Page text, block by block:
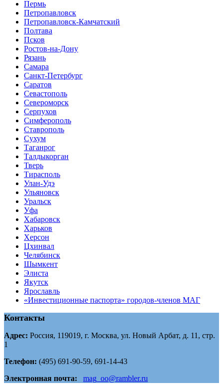
Пермь
Петропавловск
Петропавловск-Камчатский
Полтава
Псков
Ростов-на-Дону
Рязань
Самара
Санкт-Петербург
Саратов
Севастополь
Североморск
Серпухов
Симферополь
Ставрополь
Сухум
Таганрог
Tалдыкорган
Тверь
Тирасполь
Улан-Удэ
Ульяновск
Уральск
Уфа
Хабаровск
Харьков
Херсон
Цхинвал
Челябинск
Шымкент
Элиста
Якутск
Ярославль
«Инвестиционные паспорта» городов-членов МАГ
Контакты
Адрес: Россия, 119019, г. Москва, ул. Новый Арбат, д. 11, стр.
1
Телефон: (495) 691-90-59, 691-14-43
Электронная почта:
mag_oo@rambler.ru